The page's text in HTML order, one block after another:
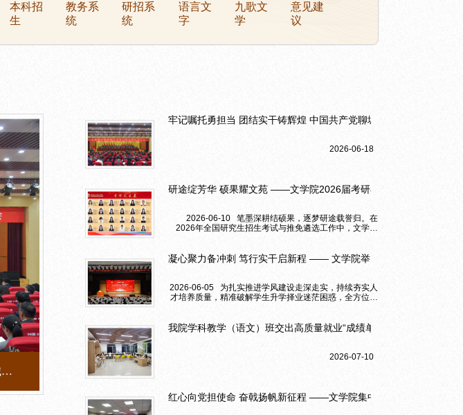
本科招
生
教务系
统
研招系
统
语言文
字
九歌文
学
意见建
议
2026-06-18 | 牢记嘱托勇担当 团结实干铸辉煌 中国共产党聊城大学第六次党员代表大会开幕
牢记嘱托勇担当 团结实干铸辉煌 中国共产党聊城大学第六次党员代
2026-06-18
研途绽芳华 硕果耀文苑 ——文学院2026届考研再创高质量育人佳绩
2026-06-10 笔墨深耕结硕果，逐梦研途载誉归。在
2026年全国研究生招生考试与推免遴选工作中，文学院
凝心聚力备冲刺 笃行实干启新程 —— 文学院举办2023级本科生考研
2026-06-05 为扎实推进学风建设走深走实，持续夯实人
才培养质量，精准破解学生升学择业迷茫困惑，全方位赋
我院学科教学（语文）班交出高质量就业“成绩单”
2026-07-10
红心向党担使命 奋戟扬帆新征程 ——文学院集中收看庆祝中国共产